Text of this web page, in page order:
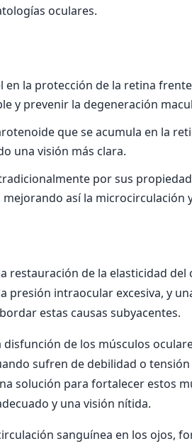
oculares.
la protección de la retina
y prevenir la degeneración
que se acumula en la
una visión más clara.
por sus
así la microcirculación
restauración de la elasticidad
presión intraocular excesiva, y
estas causas subyacentes.
de los músculos
sufren de debilidad o
solución para fortalecer estos
y una visión nítida.
sanguínea en los ojos,